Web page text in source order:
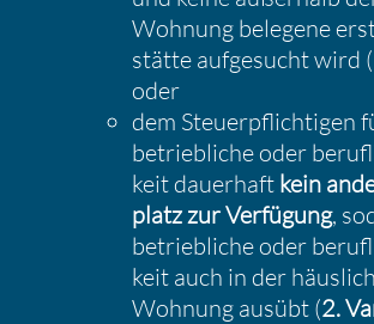
Wohnung belegene
stätte aufge­sucht wird (
oder
dem Steuer­pflich­tigen
betrieb­liche oder
keit dauer­haft kein
platz zur Verfü­gung,
betrieb­liche oder
keit auch in der
Wohnung ausübt (2.